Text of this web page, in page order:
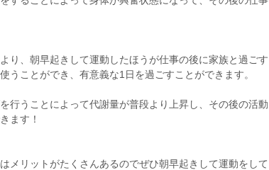
り、朝早起きして運動したほうが仕事の後に家族と過ごす
うことができ、有意義な1日を過ごすことができます。
行うことによって代謝量が普段より上昇し、その後の活動
ます！
メリットがたくさんあるのでぜひ朝早起きして運動をして